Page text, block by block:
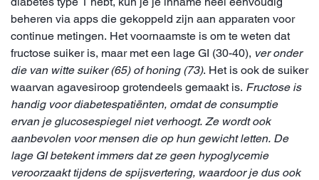
beheren via apps die gekoppeld zijn aan apparaten voor
continue metingen. Het voornaamste is om te weten dat
fructose suiker is, maar met een lage GI (30-40), ver onder
die van witte suiker (65) of honing (73). Het is ook de suiker
waarvan agavesiroop grotendeels gemaakt is. Fructose is
handig voor diabetespatiënten, omdat de consumptie
ervan je glucosespiegel niet verhoogt. Ze wordt ook
aanbevolen voor mensen die op hun gewicht letten. De
lage GI betekent immers dat ze geen hypoglycemie
veroorzaakt tijdens de spijsvertering, waardoor je dus ook